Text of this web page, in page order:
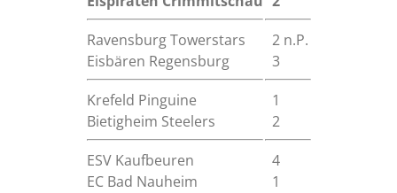
Ravensburg Towerstars
Eisbären Regensburg
2 n.P.
3
Krefeld Pinguine
Bietigheim Steelers
1
2
ESV Kaufbeuren
EC Bad Nauheim
4
1